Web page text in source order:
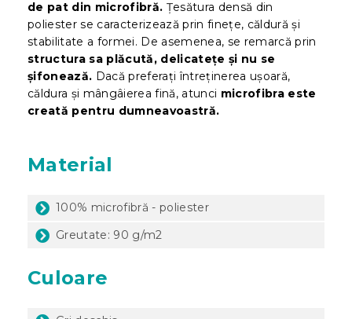
de pat din microfibră. Țesătura densă din
poliester se caracterizează prin finețe, căldură și
stabilitate a formei. De asemenea, se remarcă prin
structura sa plăcută, delicatețe și nu se
șifonează. Dacă preferați întreținerea ușoară,
căldura și mângâierea fină, atunci microfibra este
creată pentru dumneavoastră.
Material
100% microfibră - poliester
Greutate: 90 g/m2
Culoare